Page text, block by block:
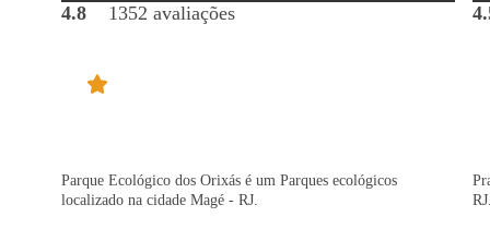
4.8 1352 avaliações
Parque Ecológico dos Orixás é um Parques ecológicos
localizado na cidade Magé - RJ.